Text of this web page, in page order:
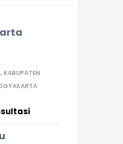
KABUPATEN